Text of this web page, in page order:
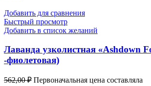
Добавить для сравнения
Быстрый просмотр
Добавить в список желаний
Лаванда узколистная «Ashdown
-фиолетовая)
562,00₽ Первоначальная цена составляла